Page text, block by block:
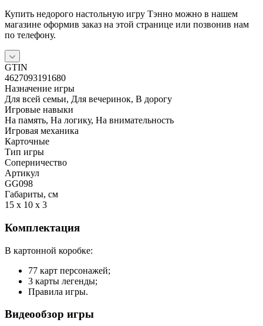
Купить недорого настольную игру Тэнно можно в нашем
магазине оформив заказ на этой странице или позвонив нам
по телефону.
GTIN
4627093191680
Назначение игры
Для всей семьи, Для вечеринок, В дорогу
Игровые навыки
На память, На логику, На внимательность
Игровая механика
Карточные
Тип игры
Соперничество
Артикул
GG098
Габариты, см
15 x 10 x 3
Комплектация
В картонной коробке:
77 карт персонажей;
3 карты легенды;
Правила игры.
Видеообзор игры